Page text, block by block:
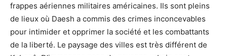
frappes aériennes militaires américaines. Ils sont pleins
de lieux où Daesh a commis des crimes inconcevables
pour intimider et opprimer la société et les combattants
de la liberté. Le paysage des villes est très différent de